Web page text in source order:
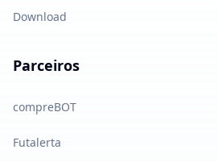
Download
Parceiros
compreBOT
Futalerta